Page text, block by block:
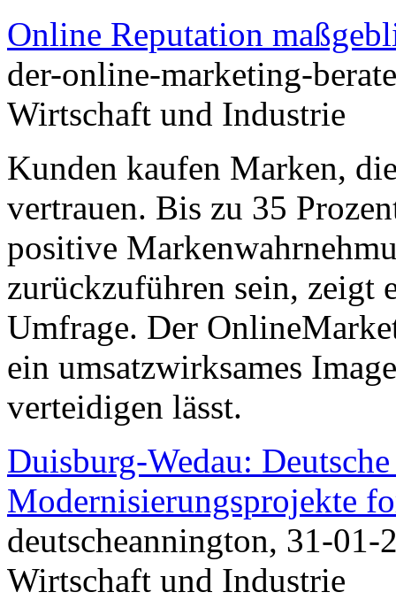
Online Reputation
der-online-marketing-
Wirtschaft und Industrie
Kunden kaufen Marken,
vertrauen. Bis zu 35
positive
zurückzuführen sein, zeigt
Umfrage. Der
ein umsatzwirksames
verteidigen lässt.
Duisburg-Wedau:
Modernisierungsprojekte
deutscheannington, 31-01-
Wirtschaft und Industrie